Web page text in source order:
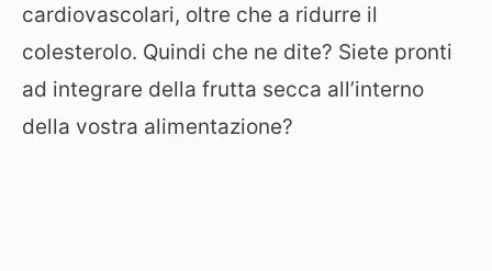
cardiovascolari, oltre che a ridurre il
colesterolo. Quindi che ne dite? Siete pronti
ad integrare della frutta secca all’interno
della vostra alimentazione?